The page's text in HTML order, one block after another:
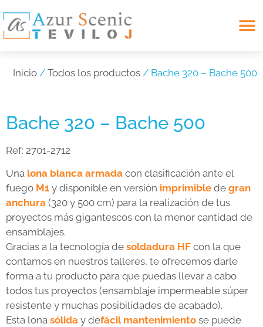
Inicio / Todos los productos / Bache 320 – Bache 500
Bache 320 – Bache 500
Ref: 2701-2712
Una lona blanca armada con clasificación ante el
fuego M1 y disponible en versión imprimible de gran
anchura (320 y 500 cm) para la realización de tus
proyectos más gigantescos con la menor cantidad de
ensamblajes.
Gracias a la tecnología de soldadura HF con la que
contamos en nuestros talleres, te ofrecemos darle
forma a tu producto para que puedas llevar a cabo
todos tus proyectos (ensamblaje impermeable súper
resistente y muchas posibilidades de acabado).
Esta lona sólida y defácil mantenimiento se puede